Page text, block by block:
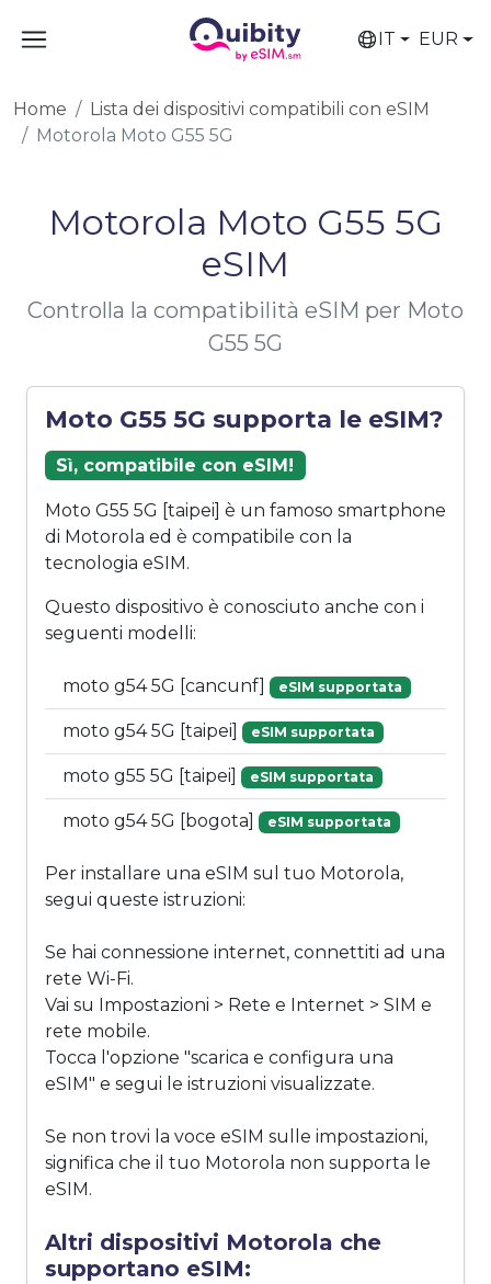
IT EUR
Home
Lista dei dispositivi compatibili con eSIM
Motorola Moto G55 5G
Motorola Moto G55 5G
eSIM
Controlla la compatibilità eSIM per Moto
G55 5G
Moto G55 5G supporta le eSIM?
Sì, compatibile con eSIM!
Moto G55 5G [taipei] è un famoso smartphone
di Motorola ed è compatibile con la
tecnologia eSIM.
Questo dispositivo è conosciuto anche con i
seguenti modelli:
moto g54 5G [cancunf] eSIM supportata
moto g54 5G [taipei] eSIM supportata
moto g55 5G [taipei] eSIM supportata
moto g54 5G [bogota] eSIM supportata
Per installare una eSIM sul tuo Motorola,
segui queste istruzioni:
Se hai connessione internet, connettiti ad una
rete Wi-Fi.
Vai su Impostazioni > Rete e Internet > SIM e
rete mobile.
Tocca l'opzione "scarica e configura una
eSIM" e segui le istruzioni visualizzate.
Se non trovi la voce eSIM sulle impostazioni,
significa che il tuo Motorola non supporta le
eSIM.
Altri dispositivi Motorola che
supportano eSIM: